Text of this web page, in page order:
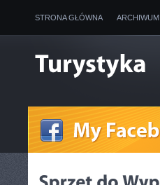
STRONA GŁÓWNA ARCHIWUM